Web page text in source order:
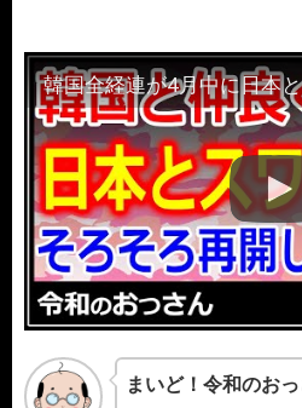
まいど！令和のおっ